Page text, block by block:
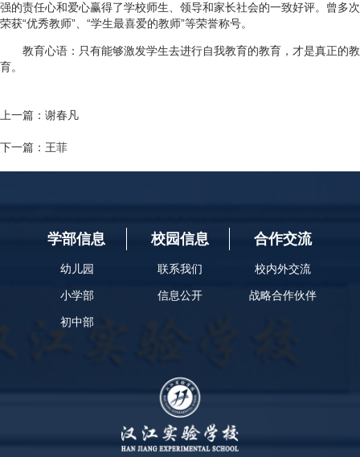
强的责任心和爱心赢得了学校师生、领导和家长社会的一致好评。曾多次
荣获“优秀教师”、“学生最喜爱的教师”等荣誉称号。
教育心语：只有能够激发学生去进行自我教育的教育，才是真正的教
育。
上一篇： ​谢春凡
下一篇： ​王菲
学部信息
幼儿园
小学部
初中部
校园信息
联系我们
信息公开
合作交流
校内外交流
战略合作伙伴